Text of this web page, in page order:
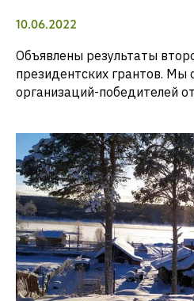
10.06.2022
Объявлены результаты
президентских грантов. Мы
организаций-победителей